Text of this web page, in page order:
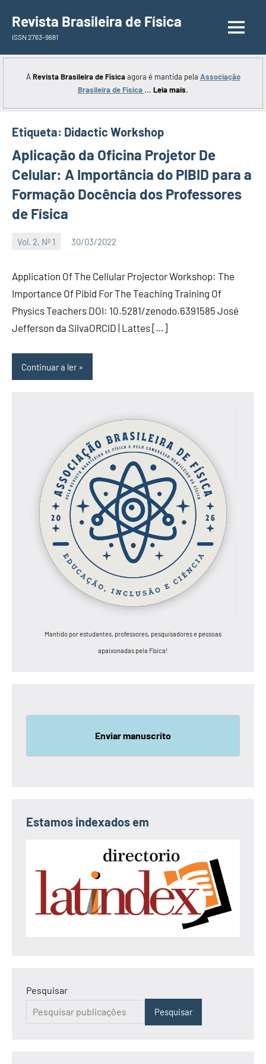
para
conteúdo
Revista Brasileira de Física
ISSN 2763-9681
A Revista Brasileira de Físicaagora é mantida pela Associação
Brasileira de Física ... Leia mais.
Etiqueta: Didactic Workshop
Aplicação da Oficina Projetor De
Celular: A Importância do PIBID para a
Formação Docência dos Professores
de Física
Vol. 2, Nº 1 30/03/2022
Application Of The Cellular Projector Workshop: The
Importance Of Pibid For The Teaching Training Of
Physics Teachers DOI: 10.5281/zenodo.6391585 José
Jefferson da SilvaORCID | Lattes […]
Continuar a ler
Mantido por estudantes, professores, pesquisadores e pessoas
apaixonadas pela Física!
Enviar manuscrito
Estamos indexados em
Pesquisar
Pesquisar